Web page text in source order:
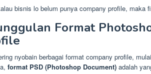
bisnis lo belum punya company profile, maka
Format
nyobain berbagai format company profile,
format PSD (Photoshop Document) adalah